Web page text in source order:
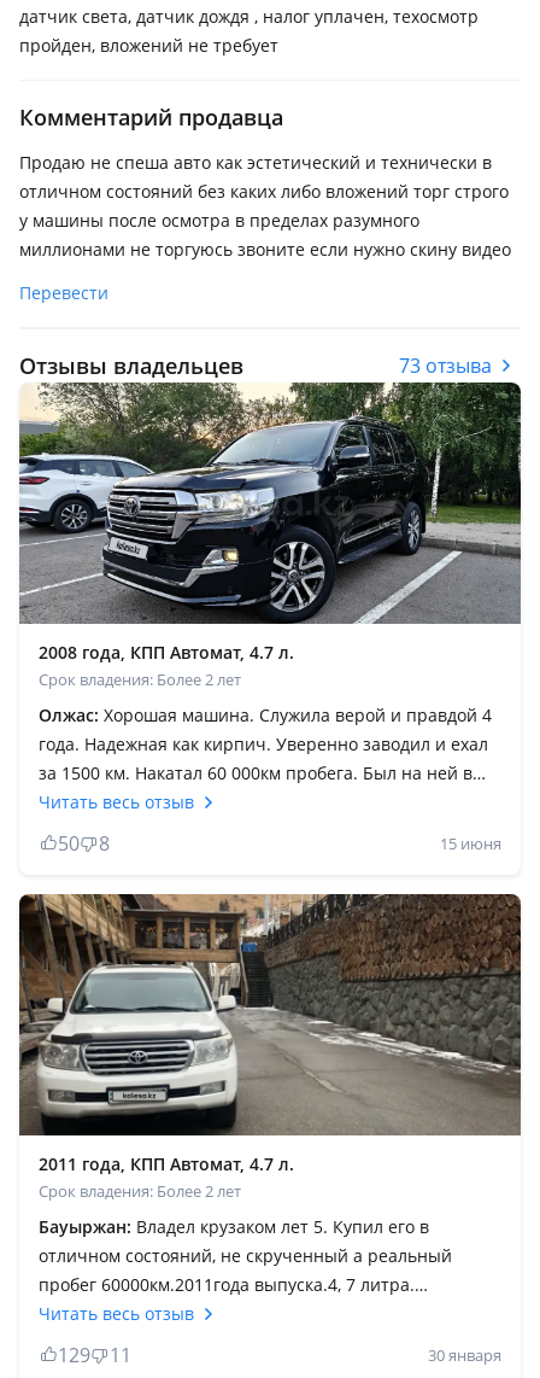
датчик света, датчик дождя , налог уплачен, техосмотр
пройден, вложений не требует
Комментарий продавца
Продаю не спеша авто как эстетический и технически в
отличном состояний без каких либо вложений торг строго
у машины после осмотра в пределах разумного
миллионами не торгуюсь звоните если нужно скину видео
Перевести
Отзывы владельцев 73 отзыва
2008 года, КПП Автомат, 4.7 л.
Срок владения: Более 2 лет
Олжас: Хорошая машина. Служила верой и правдой 4
года. Надежная как кирпич. Уверенно заводил и ехал
за 1500 км. Накатал 60 000км пробега. Был на ней в
России, Кыргызстане и юге кз. Просто заводишь и
ездишь. Качество сборки, толщина металла все на
высоте. Новые фантики из консервного металла рядом
не стоят. Раз в полгода проводишь ТО и катаешься
дальше. В салоне тихо как в танке. Шумоизоляция на
высоте. Статус за рулём по умолчанию. Уважение на
дорогах обеспечено. Машина для тех кто любит
активный отдых, дальние поездки и семейный
комфорт.
Читать весь отзыв
50 8 15 июня
2011 года, КПП Автомат, 4.7 л.
Срок владения: Более 2 лет
Бауыржан: Владел крузаком лет 5. Купил его в
отличном состояний, не скрученный а реальный
пробег 60000км.2011года выпуска.4, 7 литра.
Европеец. Первый владелец покупал в Жетысу
центре. Я второй владелец. Крузак был первым авто
такого уровня, раньше ездил только на седанах
Читать весь отзыв
129 11 30 января